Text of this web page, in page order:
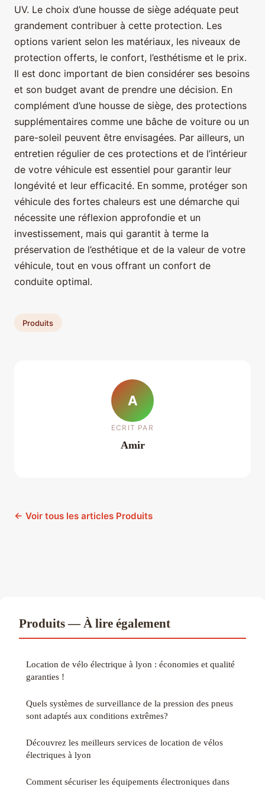
UV. Le choix d’une housse de siège adéquate peut
grandement contribuer à cette protection. Les
options varient selon les matériaux, les niveaux de
protection offerts, le confort, l’esthétisme et le prix.
Il est donc important de bien considérer ses besoins
et son budget avant de prendre une décision. En
complément d’une housse de siège, des protections
supplémentaires comme une bâche de voiture ou un
pare-soleil peuvent être envisagées. Par ailleurs, un
entretien régulier de ces protections et de l’intérieur
de votre véhicule est essentiel pour garantir leur
longévité et leur efficacité. En somme, protéger son
véhicule des fortes chaleurs est une démarche qui
nécessite une réflexion approfondie et un
investissement, mais qui garantit à terme la
préservation de l’esthétique et de la valeur de votre
véhicule, tout en vous offrant un confort de
conduite optimal.
Produits
A
ECRIT PAR
Amir
← Voir tous les articles Produits
Produits — À lire également
Location de vélo électrique à lyon : économies et qualité
garanties !
Quels systèmes de surveillance de la pression des pneus
sont adaptés aux conditions extrêmes?
Découvrez les meilleurs services de location de vélos
électriques à lyon
Comment sécuriser les équipements électroniques dans